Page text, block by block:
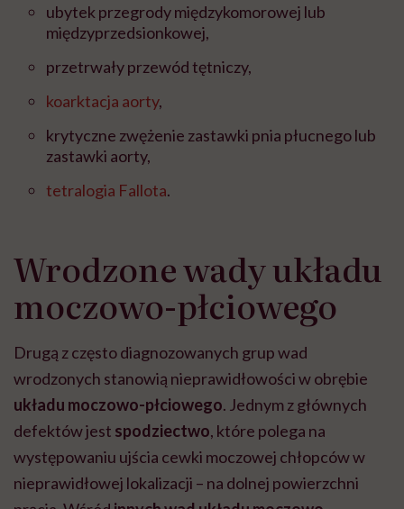
ubytek przegrody międzykomorowej lub
międzyprzedsionkowej,
przetrwały przewód tętniczy,
koarktacja aorty,
krytyczne zwężenie zastawki pnia płucnego lub
zastawki aorty,
tetralogia Fallota.
Wrodzone wady układu
moczowo-płciowego
Drugą z często diagnozowanych grup wad
wrodzonych stanowią nieprawidłowości w obrębie
układu moczowo-płciowego. Jednym z głównych
defektów jest spodziectwo, które polega na
występowaniu ujścia cewki moczowej chłopców w
nieprawidłowej lokalizacji – na dolnej powierzchni